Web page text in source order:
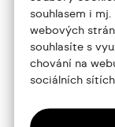
souhlasem i
webových
souhlasíte s
chování na
sociálních